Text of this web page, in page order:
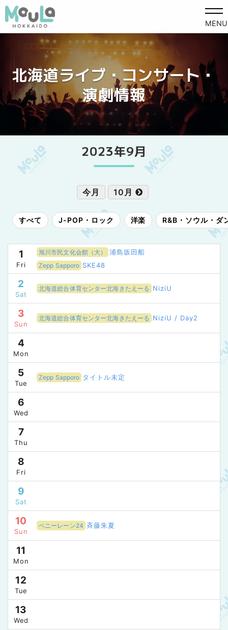
MENU
北海道ライブ・コンサート・
演劇情報
2023年9月
今月 10月
すべて J-POP・ロック 洋楽 R&B・ソウル・ダ
1
Fri
旭川市民文化会館（大） 浦島坂田船
Zepp Sapporo SKE48
2
Sat
北海道総合体育センター北海きたえーる NiziU
3
Sun
北海道総合体育センター北海きたえーる NiziU / Day2
4
Mon
5
Tue
Zepp Sapporo タイトル未定
6
Wed
7
Thu
8
Fri
9
Sat
10
Sun
ペニーレーン24 斉藤朱夏
11
Mon
12
Tue
13
Wed